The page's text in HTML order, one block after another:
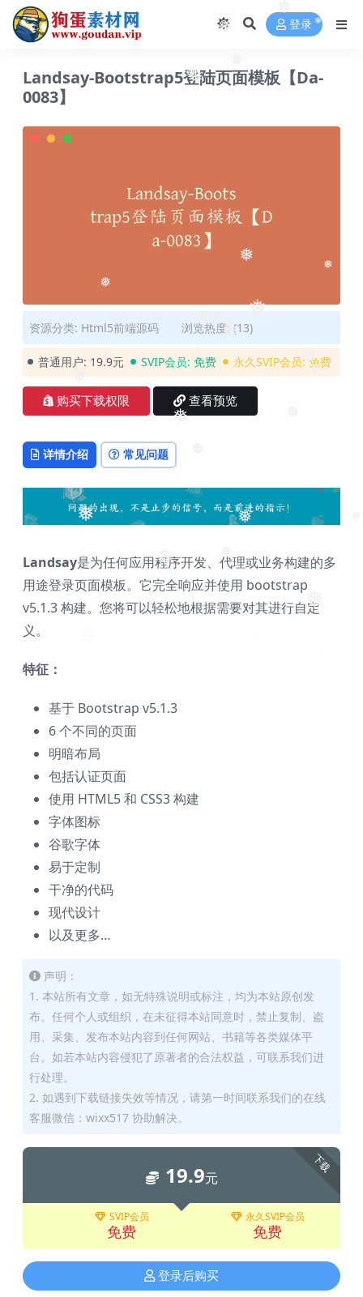
❅
❅
❅
❅
❅
❅
❅
❅
❅ ❅
❅
❅
❅
❅
❅
❅
❅
❅
登录
Landsay-Bootstrap5登陆页面模板【Da-
0083】
资源分类: Html5前端源码 浏览热度: (13)
普通用户: 19.9元 SVIP会员: 免费 永久SVIP会员: 免费
购买下载权限 查看预览
详情介绍 常见问题
Landsay是为任何应用程序开发、代理或业务构建的多
用途登录页面模板。它完全响应并使用 bootstrap
v5.1.3 构建。您将可以轻松地根据需要对其进行自定
义。
特征：
基于 Bootstrap v5.1.3
6 个不同的页面
明暗布局
包括认证页面
使用 HTML5 和 CSS3 构建
字体图标
谷歌字体
易于定制
干净的代码
现代设计
以及更多…
声明：
1. 本站所有文章，如无特殊说明或标注，均为本站原创发
布。任何个人或组织，在未征得本站同意时，禁止复制、盗
用、采集、发布本站内容到任何网站、书籍等各类媒体平
台。如若本站内容侵犯了原著者的合法权益，可联系我们进
行处理。
2. 如遇到下载链接失效等情况，请第一时间联系我们的在线
客服微信：wixx517 协助解决。
下载
19.9元
SVIP会员
免费
永久SVIP会员
免费
登录后购买